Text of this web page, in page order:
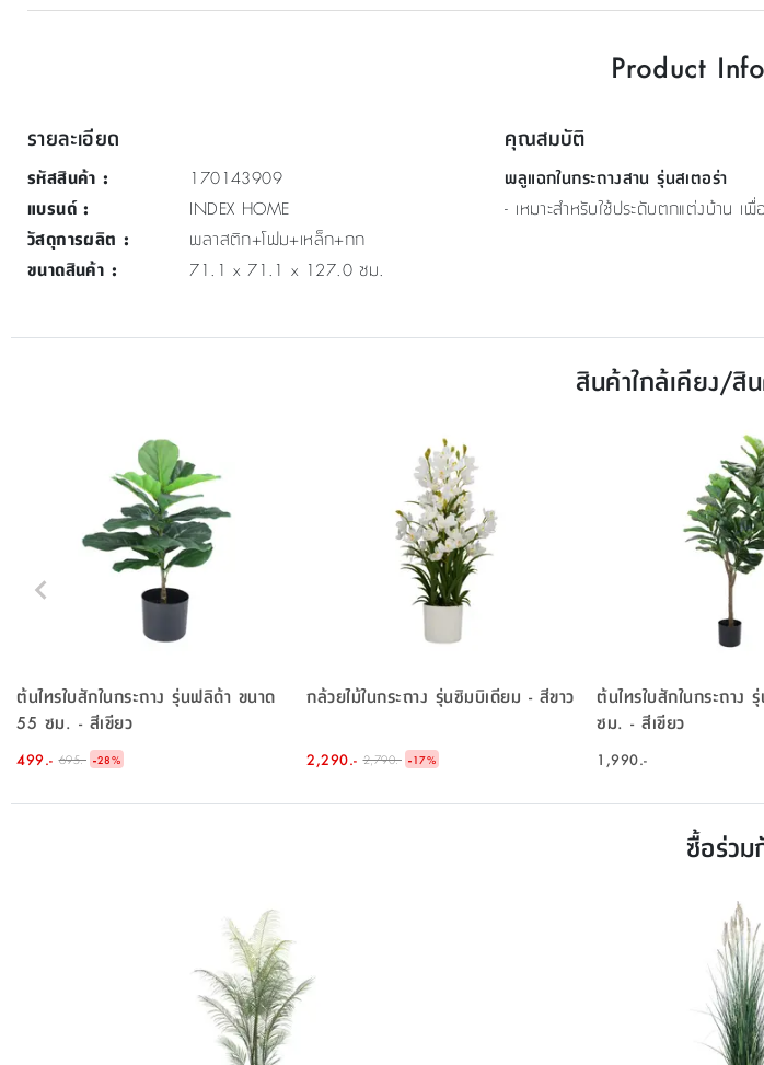
Product
รายละเอียด
รหัสสินค้า :
170143909
แบรนด์:
INDEX HOME
วัสดุการผลิต :
พลาสติก+โฟม+เหล็ก+กก
ขนาดสินค้า : 71.1 x 71.1 x 127.0 ซม.
คุณสมบัติ
พลูแฉกในกระถางสาน รุ่นสเตอร่า
- เหมาะสำหรับใช้ประดับตกแต่งบ้าน เ
สินค้าใกล้เคียง/สิ
ต้นไทรใบสักในกระถาง รุ่นฟลิด้า ขนาด
55 ซม. - สีเขียว
499.- 695.- -28%
กล้วยไม้ในกระถาง รุ่นซิมบิเดียม - สีขาว
2,290.- 2,790.- -17%
ต้นไทรใบสักในกระถาง
ซม. - สีเขียว
1,990.-
ซื้อร่ว